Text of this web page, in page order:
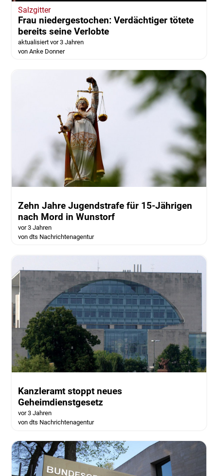
Salzgitter
Frau niedergestochen: Verdächtiger tötete
bereits seine Verlobte
aktualisiert vor 3 Jahren
von Anke Donner
Zehn Jahre Jugendstrafe für 15-Jährigen
nach Mord in Wunstorf
vor 3 Jahren
von dts Nachrichtenagentur
Kanzleramt stoppt neues
Geheimdienstgesetz
vor 3 Jahren
von dts Nachrichtenagentur